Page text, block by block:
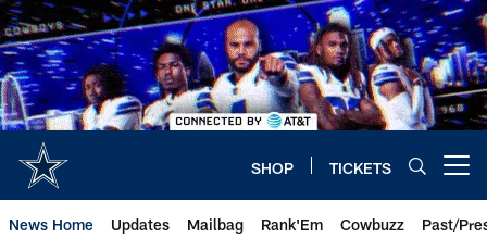
Skip
to
main
content
SHOP TICKETS
News Home Updates Mailbag Rank'Em Cowbuzz Past/